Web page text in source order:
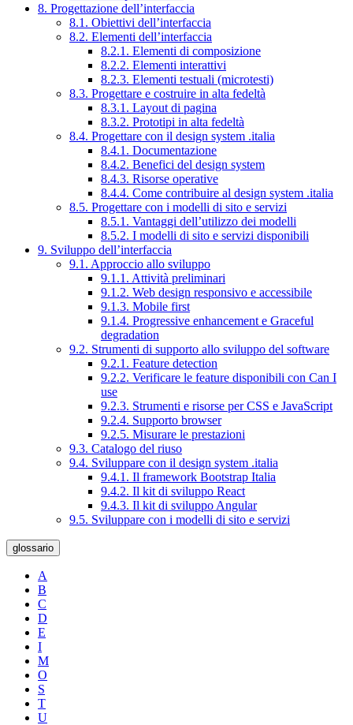
8. Progettazione dell’interfaccia
8.1. Obiettivi dell’interfaccia
8.2. Elementi dell’interfaccia
8.2.1. Elementi di composizione
8.2.2. Elementi interattivi
8.2.3. Elementi testuali (microtesti)
8.3. Progettare e costruire in alta fedeltà
8.3.1. Layout di pagina
8.3.2. Prototipi in alta fedeltà
8.4. Progettare con il design system .italia
8.4.1. Documentazione
8.4.2. Benefici del design system
8.4.3. Risorse operative
8.4.4. Come contribuire al design system .italia
8.5. Progettare con i modelli di sito e servizi
8.5.1. Vantaggi dell’utilizzo dei modelli
8.5.2. I modelli di sito e servizi disponibili
9. Sviluppo dell’interfaccia
9.1. Approccio allo sviluppo
9.1.1. Attività preliminari
9.1.2. Web design responsivo e accessibile
9.1.3. Mobile first
9.1.4. Progressive enhancement e Graceful
degradation
9.2. Strumenti di supporto allo sviluppo del software
9.2.1. Feature detection
9.2.2. Verificare le feature disponibili con Can I
use
9.2.3. Strumenti e risorse per CSS e JavaScript
9.2.4. Supporto browser
9.2.5. Misurare le prestazioni
9.3. Catalogo del riuso
9.4. Sviluppare con il design system .italia
9.4.1. Il framework Bootstrap Italia
9.4.2. Il kit di sviluppo React
9.4.3. Il kit di sviluppo Angular
9.5. Sviluppare con i modelli di sito e servizi
glossario
A
B
C
D
E
I
M
O
S
T
U